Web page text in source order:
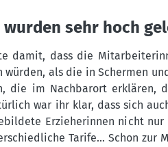
wurden sehr hoch
damit, dass die
würden, als die in Schermen
die im Nachbarort erklären,
war ihr klar, dass sich
Erzieherinnen nicht
Tarife... Schon zur